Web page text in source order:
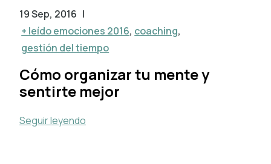
19 Sep, 2016 |
+ leído emociones 2016, coaching,
gestión del tiempo
Cómo organizar tu mente y
sentirte mejor
Seguir leyendo